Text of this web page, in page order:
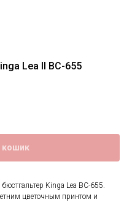
Lea II BC-655
кошик
Kinga Lea BC-655.
цветочным принтом и